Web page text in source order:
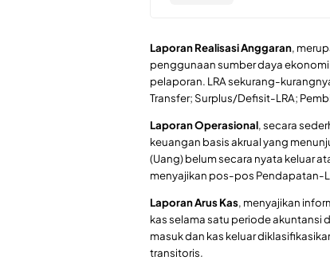
Laporan Realisasi Anggaran,
penggunaan sumber daya
pelaporan. LRA sekurang-
Transfer; Surplus/Defisit-LRA;
Laporan Operasional, secara
keuangan basis akrual yang
(Uang) belum secara nyata keluar
menyajikan pos-pos Pendapatan-
Laporan Arus Kas, menyajikan
kas selama satu periode akuntansi
masuk dan kas keluar
transitoris.